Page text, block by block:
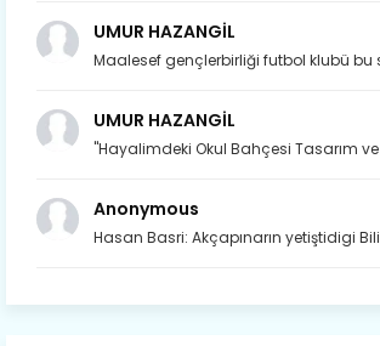
UMUR HAZANGİL
Maalesef gençlerbirliği futbol klubü bu
UMUR HAZANGİL
"Hayalimdeki Okul Bahçesi Tasarım ve
Anonymous
Hasan Basri: Akçapınarın yetiştidigi